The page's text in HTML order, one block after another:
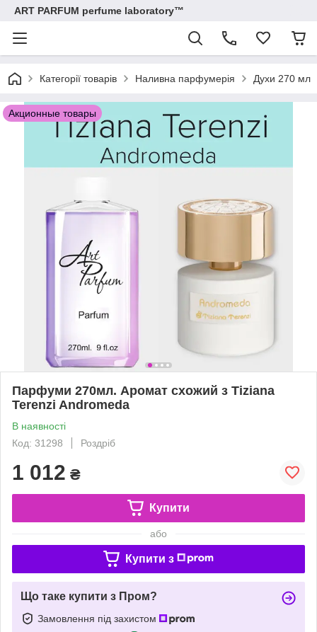
ART PARFUM perfume laboratory™
Категорії товарів Наливна парфумерія Духи 270 мл
Акционные товары
Парфуми 270мл. Аромат схожий з Tiziana
Terenzi Andromeda
В наявності
Код: 31298
Роздріб
1 012 ₴
Купити
або
Купити з
Що таке купити з Пром?
Замовлення під захистом